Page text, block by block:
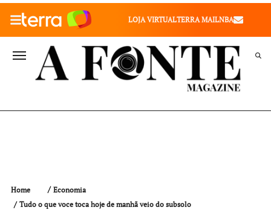
010" />
LOJA VIRTUALTERRA MAILNBA
Home
Economia
Tudo o que voce toca hoje de manhã veio do subsolo